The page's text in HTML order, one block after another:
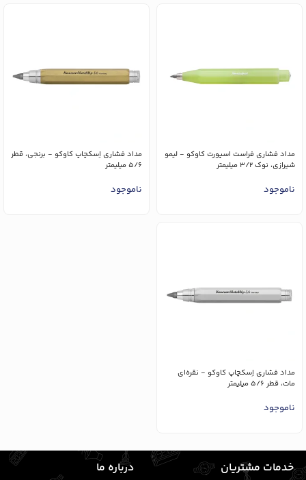
مداد فشاری فراست اسپورت کاوکو - لیمو
شیرازی، نوک 3/2 میلیمتر
ناموجود
مداد فشاری اِسکچاپ کاوکو - برنجی، قطر
5/6 میلیمتر
ناموجود
مداد فشاری اِسکچاپ کاوکو - نقره‌ای
مات، قطر 5/6 میلیمتر
ناموجود
خدمات مشتریان درباره ما